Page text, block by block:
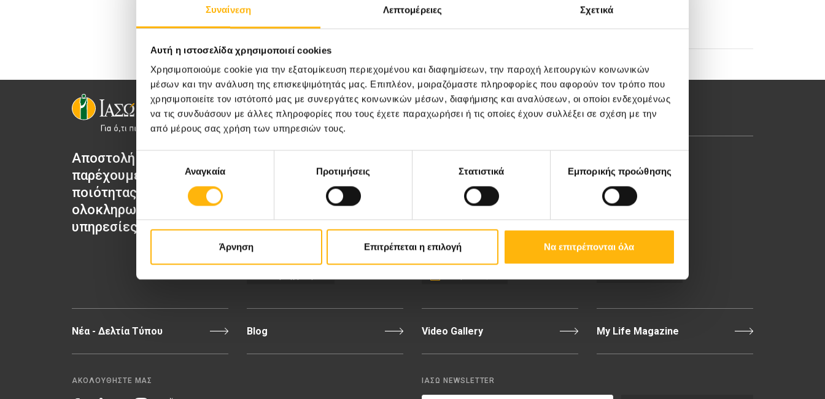
Συναίνεση Λεπτομέρειες Σχετικά
Αυτή η ιστοσελίδα χρησιμοποιεί cookies
Χρησιμοποιούμε cookie για την εξατομίκευση περιεχομένου και διαφημίσεων, την παροχή λειτουργιών κοινωνικών
μέσων και την ανάλυση της επισκεψιμότητάς μας. Επιπλέον, μοιραζόμαστε πληροφορίες που αφορούν τον τρόπο που
χρησιμοποιείτε τον ιστότοπό μας με συνεργάτες κοινωνικών μέσων, διαφήμισης και αναλύσεων, οι οποίοι ενδεχομένως
να τις συνδυάσουν με άλλες πληροφορίες που τους έχετε παραχωρήσει ή τις οποίες έχουν συλλέξει σε σχέση με την
από μέρους σας χρήση των υπηρεσιών τους.
συγκατάθεσηςΑναγκαία Προτιμήσεις Στατιστικά Εμπορικής προώθησης
Άρνηση Επιτρέπεται η επιλογή Να επιτρέπονται όλα
Medical Directory
Αποστολή μας να
παρέχουμε υψηλής
ποιότητας
ολοκληρωμένες
υπηρεσίες υγείας.
Medical Directory
Τιμοκατάλογος
8ο χλμ. Π.Ε.Ο Λάρισας-
Τηλ. Κέντρο: 2410 996000,
Email:thessalias@Iaso.gr
Νέα - Δελτία Τύπου Blog Video Gallery My Life Magazine
ΑΚΟΛΟΥΘΗΣΤΕ ΜΑΣ ΙΑΣΩ NEWSLETTER